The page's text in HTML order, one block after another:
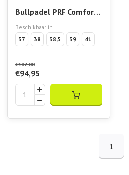
Bullpadel PRF Comfort
W 26V Rosa
Beschikbaar in
37
38 38,5 39 41
€102,00
€94,95
1